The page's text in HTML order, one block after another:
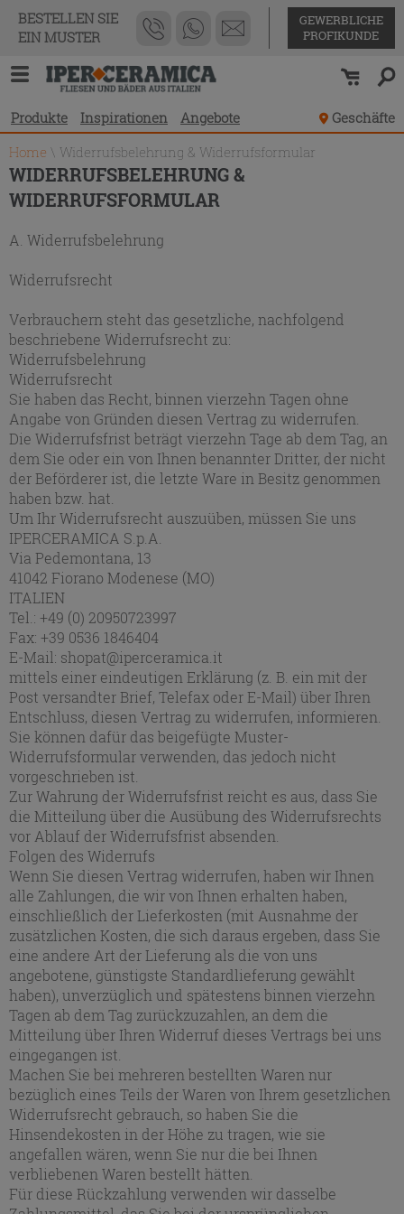
BESTELLEN SIE
EIN MUSTER
GEWERBLICHE
PROFIKUNDE
Produkte Inspirationen Angebote
Geschäfte
Home \ Widerrufsbelehrung & Widerrufsformular
WIDERRUFSBELEHRUNG &
WIDERRUFSFORMULAR
A. Widerrufsbelehrung
Widerrufsrecht
Verbrauchern steht das gesetzliche, nachfolgend
beschriebene Widerrufsrecht zu:
Widerrufsbelehrung
Widerrufsrecht
Sie haben das Recht, binnen vierzehn Tagen ohne
Angabe von Gründen diesen Vertrag zu widerrufen.
Die Widerrufsfrist beträgt vierzehn Tage ab dem Tag, an
dem Sie oder ein von Ihnen benannter Dritter, der nicht
der Beförderer ist, die letzte Ware in Besitz genommen
haben bzw. hat.
Um Ihr Widerrufsrecht auszuüben, müssen Sie uns
IPERCERAMICA S.p.A.
Via Pedemontana, 13
41042 Fiorano Modenese (MO)
ITALIEN
Tel.: +49 (0) 20950723997
Fax: +39 0536 1846404
E-Mail: shopat@iperceramica.it
mittels einer eindeutigen Erklärung (z. B. ein mit der
Post versandter Brief, Telefax oder E-Mail) über Ihren
Entschluss, diesen Vertrag zu widerrufen, informieren.
Sie können dafür das beigefügte Muster-
Widerrufsformular verwenden, das jedoch nicht
vorgeschrieben ist.
Zur Wahrung der Widerrufsfrist reicht es aus, dass Sie
die Mitteilung über die Ausübung des Widerrufsrechts
vor Ablauf der Widerrufsfrist absenden.
Folgen des Widerrufs
Wenn Sie diesen Vertrag widerrufen, haben wir Ihnen
alle Zahlungen, die wir von Ihnen erhalten haben,
einschließlich der Lieferkosten (mit Ausnahme der
zusätzlichen Kosten, die sich daraus ergeben, dass Sie
eine andere Art der Lieferung als die von uns
angebotene, günstigste Standardlieferung gewählt
haben), unverzüglich und spätestens binnen vierzehn
Tagen ab dem Tag zurückzuzahlen, an dem die
Mitteilung über Ihren Widerruf dieses Vertrags bei uns
eingegangen ist.
Machen Sie bei mehreren bestellten Waren nur
bezüglich eines Teils der Waren von Ihrem gesetzlichen
Widerrufsrecht gebrauch, so haben Sie die
Hinsendekosten in der Höhe zu tragen, wie sie
angefallen wären, wenn Sie nur die bei Ihnen
verbliebenen Waren bestellt hätten.
Für diese Rückzahlung verwenden wir dasselbe